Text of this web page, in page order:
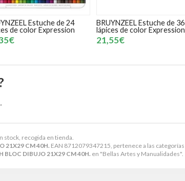
stock, recogida en tienda.
21X29 CM 40H. EAN 8712079347215, pertenece a las categorías
BLOC DIBUJO 21X29 CM 40H. en "Bellas Artes y Manualidades".
Estuche de 24
de color Expression
BRUYNZEEL Estuche de 36
lápices de color Expression
21,55€